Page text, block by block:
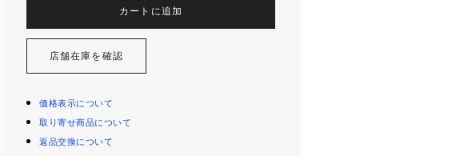
カートに追加
店舗在庫を確認
価格表示について
取り寄せ商品について
返品交換について